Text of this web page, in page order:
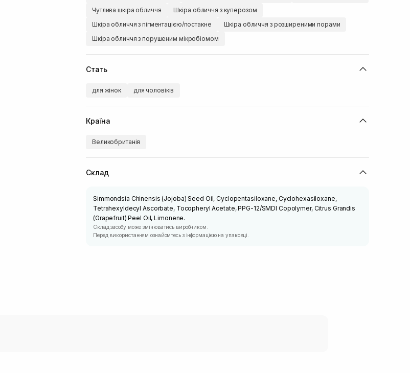
Чутлива шкіра обличчя
Шкіра обличчя з куперозом
Шкіра обличчя з пігментацією/постакне
Шкіра обличчя з розширеними порами
Шкіра обличчя з порушеним мікробіомом
Стать
для жінок для чоловіків
Країна
Великобританія
Склад
Simmondsia Chinensis (Jojoba) Seed Oil, Cyclopentasiloxane, Cyclohexasiloxane,
Tetrahexyldecyl Ascorbate, Tocopheryl Acetate, PPG-12/SMDI Copolymer, Citrus Grandis
(Grapefruit) Peel Oil, Limonene.
Склад засобу може змінюватись виробником.
Перед використанням ознайомтесь з інформацією на упаковці.